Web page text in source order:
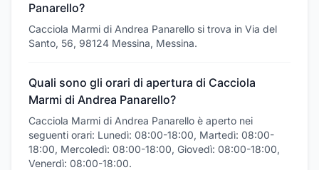
Panarello?
Cacciola Marmi di Andrea Panarello si trova in Via del
Santo, 56, 98124 Messina, Messina.
Quali sono gli orari di apertura di Cacciola
Marmi di Andrea Panarello?
Cacciola Marmi di Andrea Panarello è aperto nei
seguenti orari: Lunedì: 08:00-18:00, Martedì: 08:00-
18:00, Mercoledì: 08:00-18:00, Giovedì: 08:00-18:00,
Venerdì: 08:00-18:00.